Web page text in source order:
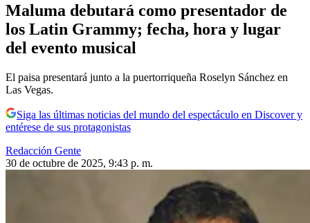
Maluma debutará como presentador de
los Latin Grammy; fecha, hora y lugar
del evento musical
El paisa presentará junto a la puertorriqueña Roselyn Sánchez en
Las Vegas.
Siga las últimas noticias del mundo del espectáculo en Discover y
entérese de sus protagonistas
Redacción Gente
30 de octubre de 2025, 9:43 p. m.